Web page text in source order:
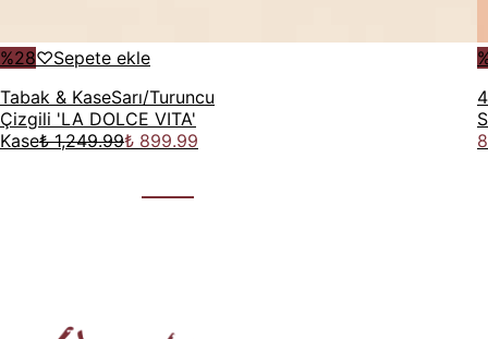
%28♡Sepete ekle
Tabak & KaseSarı/Turuncu
Çizgili 'LA DOLCE VITA'
Kase₺ 1,249.99₺ 899.99